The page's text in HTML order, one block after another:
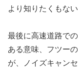
より知りたくもな
最後に高速道路で
ある意味、フツー
が、ノイズキャン